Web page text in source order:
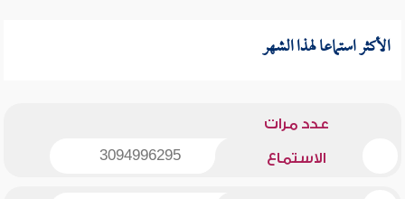
الأكثر استماعا لهذا الشهر
عدد مرات
الاستماع 3094996295